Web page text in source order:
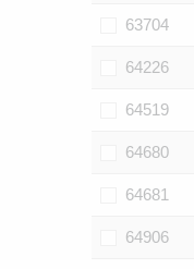
63704
64226
64519
64680
64681
64906